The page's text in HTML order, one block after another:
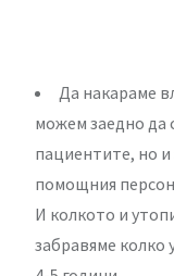
Да накараме
можем заедно да
пациентите, но и
помощния
И колкото и
забравяме колко